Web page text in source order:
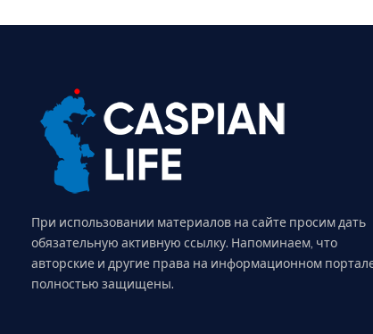
При использовании материалов на сайте просим дать
обязательную активную ссылку. Напоминаем, что
авторские и другие права на информационном
полностью защищены.